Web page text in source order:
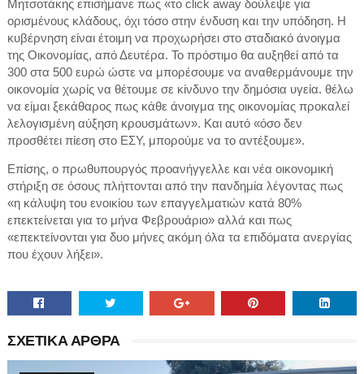
Μητσοτάκης επισήμανε πως «το click away δούλεψε για
ορισμένους κλάδους, όχι τόσο στην ένδυση και την υπόδηση. Η
κυβέρνηση είναι έτοιμη να προχωρήσει στο σταδιακό άνοιγμα
της Οικονομίας, από Δευτέρα. Το πρόστιμο θα αυξηθεί από τα
300 στα 500 ευρώ ώστε να μπορέσουμε να αναθερμάνουμε την
οικονομία χωρίς να θέτουμε σε κίνδυνο την δημόσια υγεία. θέλω
να είμαι ξεκάθαρος πως κάθε άνοιγμα της οικονομίας προκαλεί
λελογισμένη αύξηση κρουσμάτων». Και αυτό «όσο δεν
προσθέτει πίεση στο ΕΣΥ, μπορούμε να το αντέξουμε».
Επίσης, ο πρωθυπουργός προανήγγελλε και νέα οικονομική
στήριξη σε όσους πλήττονται από την πανδημία λέγοντας πως
«η κάλυψη του ενοικίου των επαγγελματιών κατά 80%
επεκτείνεται για το μήνα Φεβρουάριο» αλλά και πως
«επεκτείνονται για δυο μήνες ακόμη όλα τα επιδόματα ανεργίας
που έχουν λήξει».
ΣΧΕΤΙΚΑ ΑΡΘΡΑ